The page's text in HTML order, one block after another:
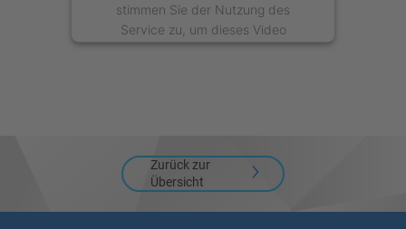
stimmen Sie der Nutzung des
Service zu, um dieses Video
anzusehen.
powered byUsercentrics Consent
Management Platform
Zurück zur
Übersicht